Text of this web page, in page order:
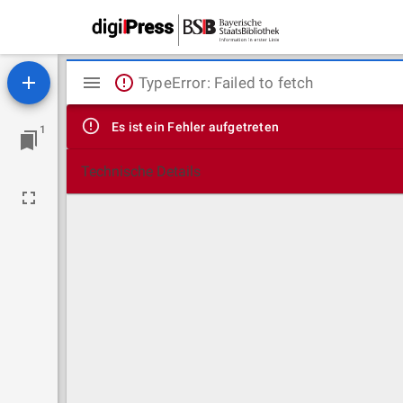
1
Mirador
Viewer
TypeError: Failed to fetch
Es ist ein Fehler aufgetreten
Technische Details